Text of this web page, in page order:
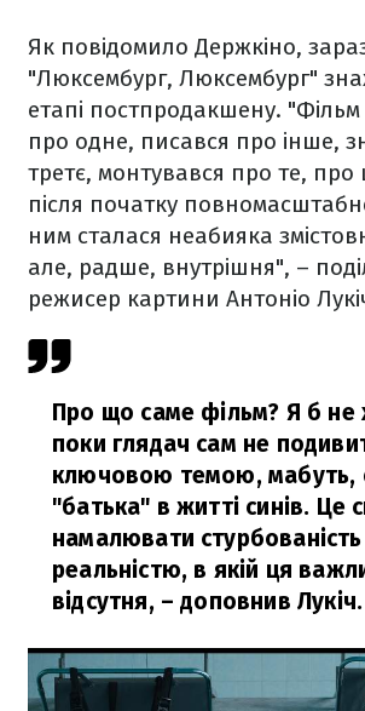
Як повідомило Держкіно,
"Люксембург, Люксембург"
етапі постпродакшену. "Фільм
про одне, писався про інше,
третє, монтувався про те,
після початку
ним сталася неабияка
але, радше, внутрішня", –
режисер картини Антоніо
Про що саме фільм? Я б не
поки глядач сам не
ключовою темою, мабуть, є
"батька" в житті синів. Це
намалювати
реальністю, в якій ця
відсутня, – доповнив Лукіч.